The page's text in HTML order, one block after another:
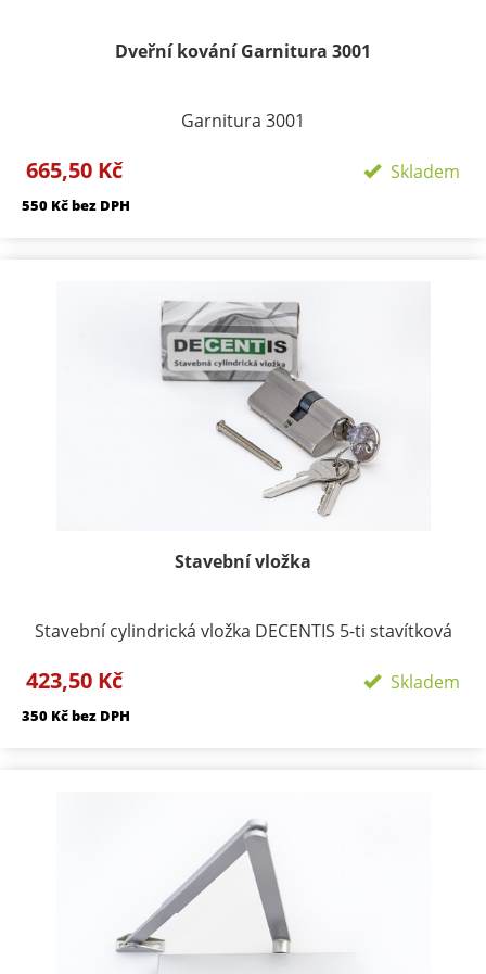
Dveřní kování Garnitura 3001
Garnitura 3001
50/50mm Délka rozety 134 mm
Součástí kování je montážní materiál.
WC klika/klika rozeta pro WC nebo koupelnu
PZ LI - klika levá / koule
PZ RE - klika pravá / koule
665,50 Kč Skladem
550 Kč bez DPH
Stavební vložka
Stavební cylindrická vložka DECENTIS 5-ti stavítková
úprava: matný nikl Obsahuje: 3 ks klíčů a 2ks šroubů
rozměru a povrchové úpravy
423,50 Kč Skladem
350 Kč bez DPH